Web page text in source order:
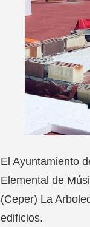
El Ayuntamiento
Elemental de
(Ceper) La
edificios.